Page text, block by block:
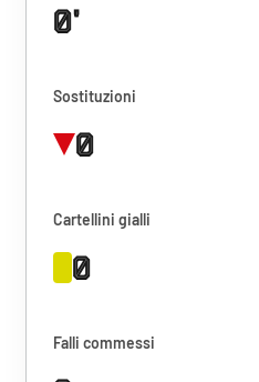
0'
Sostituzioni
0
Cartellini gialli
0
Falli commessi